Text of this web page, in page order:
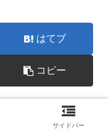
はてブ
コピー
サイドバー